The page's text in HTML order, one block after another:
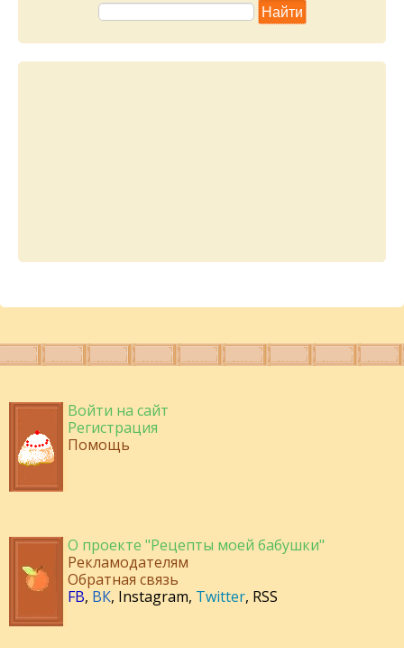
Войти на сайт
Регистрация
Помощь
О проекте "Рецепты моей бабушки"
Рекламодателям
Обратная связь
FB, ВК, Instagram, Twitter, RSS